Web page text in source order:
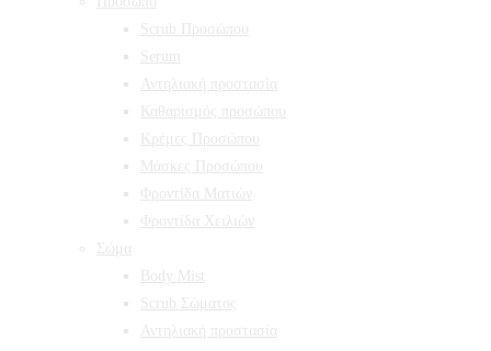
Scrub Προσώπου
Serum
Αντηλιακή προστασία
Καθαρισμός προσώπου
Κρέμες Προσώπου
Μάσκες Προσώπου
Φροντίδα Ματιών
Φροντίδα Χειλιών
Σώμα
Body Mist
Scrub Σώματος
Αντηλιακή προστασία